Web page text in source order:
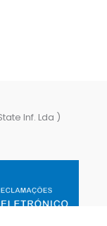
Inf. Lda )